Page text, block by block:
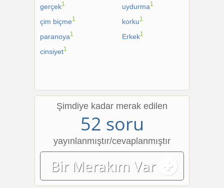
gerçek1 uydurma1
çim biçme1 korku1
paranoya1 Erkek1
cinsiyet1
Şimdiye kadar merak edilen
52 soru
yayınlanmıştır/cevaplanmıştır
Bir Merakım Var